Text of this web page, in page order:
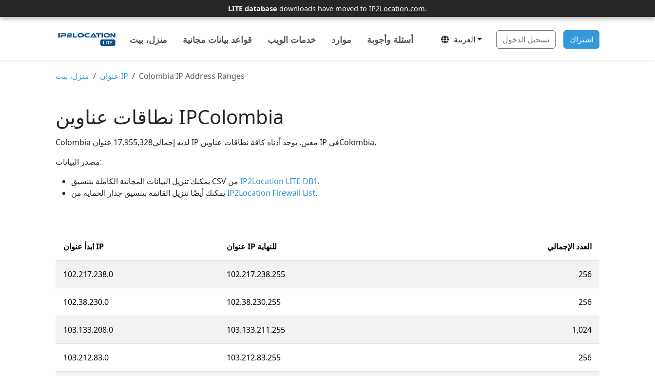
LITE database downloads have moved to IP2Location.com.
منزل، بيت قواعد بيانات مجانية خدمات الويب موارد أسئلة وأجوبة العربية تسجيل الدخول اشتراك
منزل، بيت عنوان IP Colombia IP Address Ranges
نطاقات عناوين IPColombia
Colombia لديه إجمالي17,955,328 عنوان IP معين. يوجد أدناه كافة نطاقات عناوين IP فيColombia.
مصدر البيانات:
يمكنك تنزيل البيانات المجانية الكاملة بتنسيق CSV من IP2Location LITE DB1.
يمكنك أيضًا تنزيل القائمة بتنسيق جدار الحماية من IP2Location Firewall List.
ابدأ عنوان IP عنوان IP للنهاية العدد الإجمالي
102.217.238.0 102.217.238.255 256
102.38.230.0 102.38.230.255 256
103.133.208.0 103.133.211.255 1,024
103.212.83.0 103.212.83.255 256